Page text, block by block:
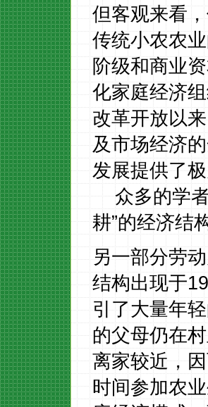
但客观来看
传统小农农
阶级和商业
化家庭经济
改革开放以
及市场经济
发展提供了
众多的学
耕”的经济结
另一部分劳
结构出现于
引了大量年
的父母仍在
离家较近，
时间参加农